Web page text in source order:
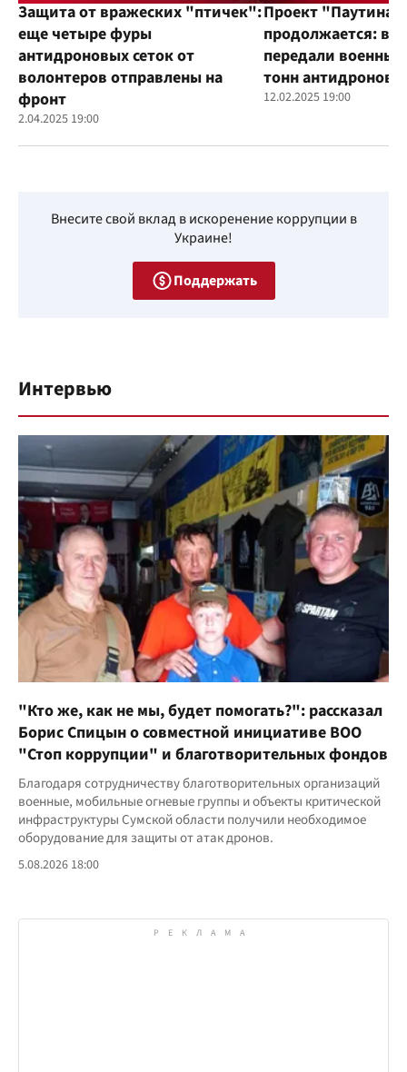
Защита от вражеских "птичек":
еще четыре фуры
антидроновых сеток от
волонтеров отправлены на
фронт
2.04.2025 19:00
Проект "Паутина"
продолжается:
передали
тонн
12.02.2025 19:00
Внесите свой вклад в искоренение коррупции в
Украине!
Поддержать
Интервью
"Кто же, как не мы, будет помогать?": рассказал
Борис Спицын о совместной инициативе ВОО
"Стоп коррупции" и благотворительных фондов
Благодаря сотрудничеству благотворительных организаций
военные, мобильные огневые группы и объекты критической
инфраструктуры Сумской области получили необходимое
оборудование для защиты от атак дронов.
5.08.2026 18:00